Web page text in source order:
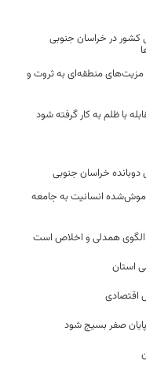
کشور در خراسان جنوبی
منطقه‌ای به ثروت و
با ظلم به کار گرفته شود
انسانیت به جامعه
الگوی همدلی و اخلاص است
استان
اقتصادی
صفر بسیج شود